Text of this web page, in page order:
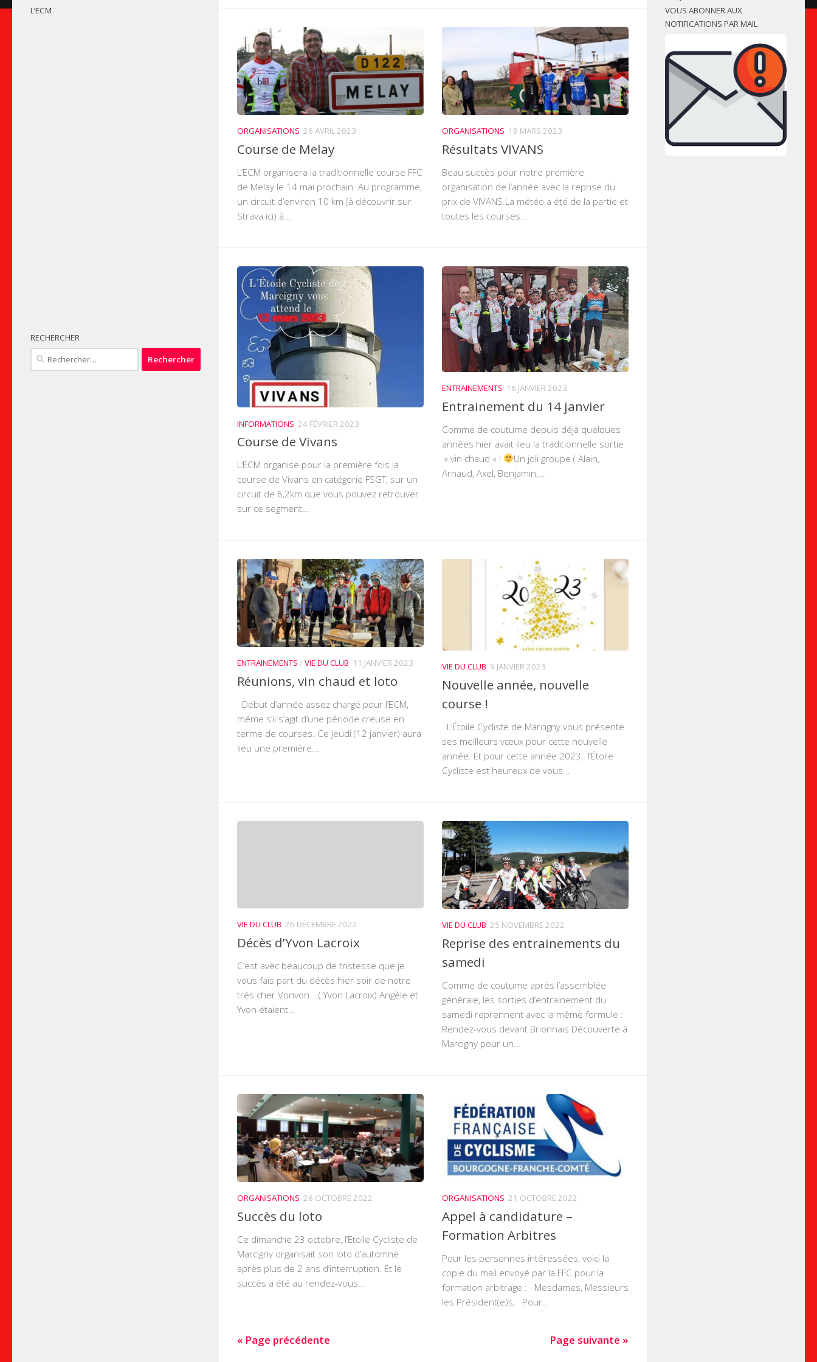
ORGANISATIONS 26 AVRIL 2023
Course de Melay
L’ECM organisera la traditionnelle course FFC
de Melay le 14 mai prochain. Au programme,
un circuit d’environ 10 km (à découvrir sur
Strava ici) à...
ORGANISATIONS 19 MARS 2023
Résultats VIVANS
Beau succès pour notre première
organisation de l’année avec la reprise du
prix de VIVANS.La météo a été de la partie et
toutes les courses...
INFORMATIONS 24 FÉVRIER 2023
Course de Vivans
L’ECM organise pour la première fois la
course de Vivans en catégorie FSGT, sur un
circuit de 6,2km que vous pouvez retrouver
sur ce segment...
ENTRAINEMENTS 16 JANVIER 2023
Entrainement du 14 janvier
Comme de coutume depuis déjà quelques
années hier avait lieu la traditionnelle sortie
» vin chaud « !
Un joli groupe ( Alain,
Arnaud, Axel, Benjamin,...
ENTRAINEMENTS /VIE DU CLUB 11 JANVIER 2023
Réunions, vin chaud et loto
Début d’année assez chargé pour l’ECM,
même s’il s’agit d’une période creuse en
terme de courses. Ce jeudi (12 janvier) aura
lieu une première...
VIE DU CLUB 9 JANVIER 2023
Nouvelle année, nouvelle
course !
L’Étoile Cycliste de Marcigny vous présente
ses meilleurs vœux pour cette nouvelle
année. Et pour cette année 2023, l’Étoile
Cycliste est heureux de vous...
VIE DU CLUB 26 DÉCEMBRE 2022
Décès d’Yvon Lacroix
C’est avec beaucoup de tristesse que je
vous fais part du décès hier soir de notre
très cher Vonvon….( Yvon Lacroix) Angèle et
Yvon étaient...
VIE DU CLUB 25 NOVEMBRE 2022
Reprise des entrainements du
samedi
Comme de coutume après l’assemblée
générale, les sorties d’entrainement du
samedi reprennent avec la même formule :
Rendez-vous devant Brionnais Découverte à
Marcigny pour un...
ORGANISATIONS 26 OCTOBRE 2022
Succès du loto
Ce dimanche 23 octobre, l’Etoile Cycliste de
Marcigny organisait son loto d’automne
après plus de 2 ans d’interruption. Et le
succès a été au rendez-vous...
ORGANISATIONS 21 OCTOBRE 2022
Appel à candidature –
Formation Arbitres
Pour les personnes intéressées, voici la
copie du mail envoyé par la FFC pour la
formation arbitrage : Mesdames, Messieurs
les Président(e)s, Pour...
« Page précédente Page suivante »
L’ECM
RECHERCHER
Rechercher :
VOUS ABONNER AUX
NOTIFICATIONS PAR MAIL